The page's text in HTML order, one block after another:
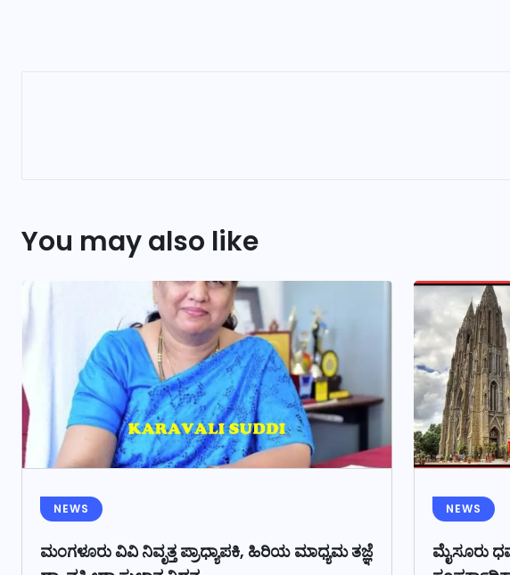
You may also like
NEWS
ಮಂಗಳೂರು ವಿವಿ ನಿವೃತ್ತ ಪ್ರಾಧ್ಯಾಪಕಿ, ಹಿರಿಯ ಮಾಧ್ಯಮ ತಜ್ಞೆ
NEWS
ಮೈಸೂರು